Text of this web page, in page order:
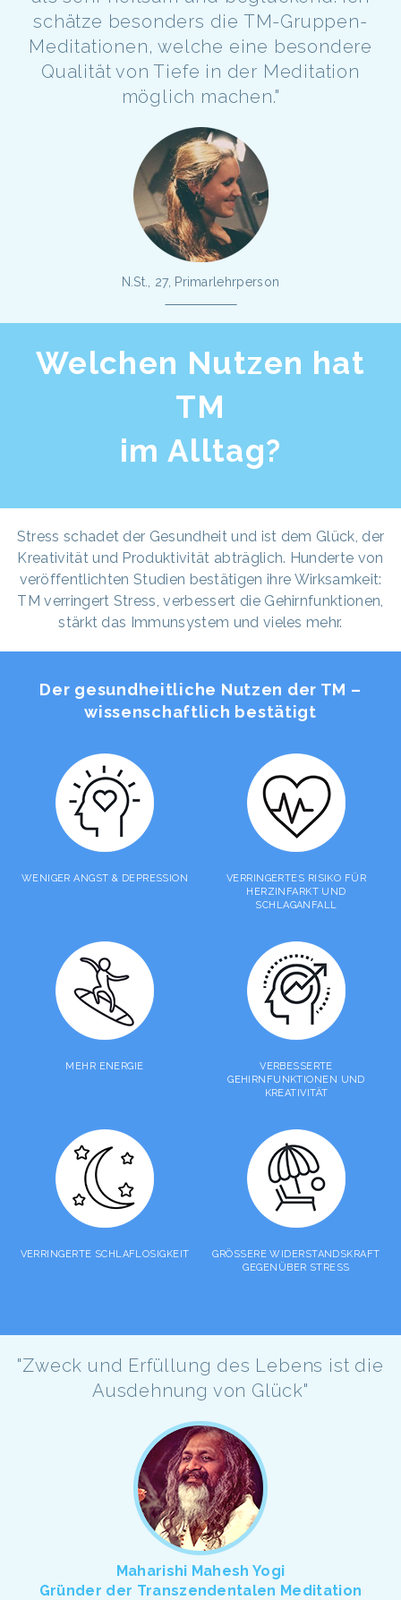
schätze besonders die TM-Gruppen-
Meditationen, welche eine besondere
Qualität von Tiefe in der Meditation
möglich machen."
N.St., 27, Primarlehrperson
Welchen Nutzen hat
TM
im Alltag?
Stress schadet der Gesundheit und ist dem Glück, der
Kreativität und Produktivität abträglich. Hunderte von
veröffentlichten Studien bestätigen ihre Wirksamkeit:
TM verringert Stress, verbessert die Gehirnfunktionen,
stärkt das Immunsystem und vieles mehr.
Der gesundheitliche Nutzen der TM –
wissenschaftlich bestätigt
WENIGER ANGST & DEPRESSION
VERRINGERTES RISIKO FÜR
HERZINFARKT UND
SCHLAGANFALL
MEHR ENERGIE
VERBESSERTE
GEHIRNFUNKTIONEN UND
KREATIVITÄT
VERRINGERTE SCHLAFLOSIGKEIT
GRÖSSERE WIDERSTANDSKRAFT
GEGENÜBER STRESS
"Zweck und Erfüllung des Lebens ist die
Ausdehnung von Glück"
Maharishi Mahesh Yogi
Gründer der Transzendentalen Meditation